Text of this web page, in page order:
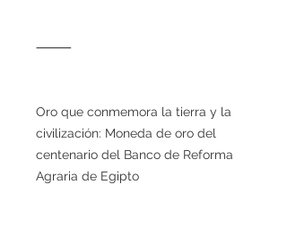
⸻
Oro que conmemora la tierra y la
civilización: Moneda de oro del
centenario del Banco de Reforma
Agraria de Egipto